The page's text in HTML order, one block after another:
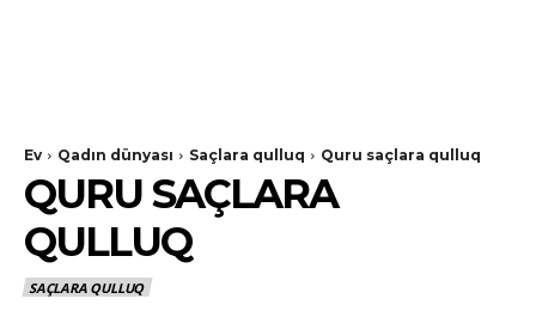
Ev Qadın dünyası Saçlara qulluq Quru saçlara qulluq
QURU SAÇLARA
QULLUQ
SAÇLARA QULLUQ